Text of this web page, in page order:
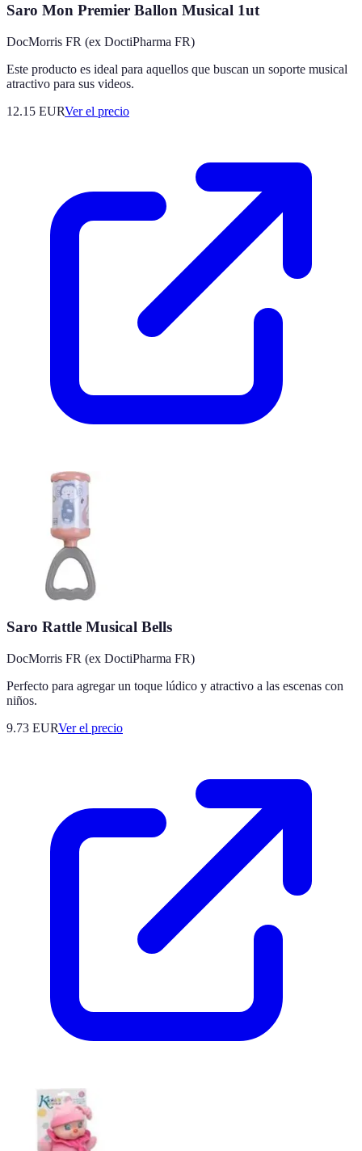
Saro Mon Premier Ballon Musical 1ut
DocMorris FR (ex DoctiPharma FR)
Este producto es ideal para aquellos que buscan un soporte musical
atractivo para sus videos.
12.15 EURVer el precio
Saro Rattle Musical Bells
DocMorris FR (ex DoctiPharma FR)
Perfecto para agregar un toque lúdico y atractivo a las escenas con
niños.
9.73 EURVer el precio